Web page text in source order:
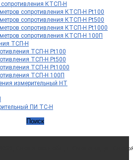
КТСП-Н
сопротивления КТСП-Н Pt100
сопротивления КТСП-Н Pt500
сопротивления КТСП-Н Pt1000
сопротивления КТСП-Н 100П
ТСП-Н
ТСП-Н Pt100
ТСП-Н Pt500
ТСП-Н Pt1000
ТСП-Н 100П
измерительный НТ
ПИ ТС-Н
Поиск
Смоленская обл., г. Смоленск, ул.